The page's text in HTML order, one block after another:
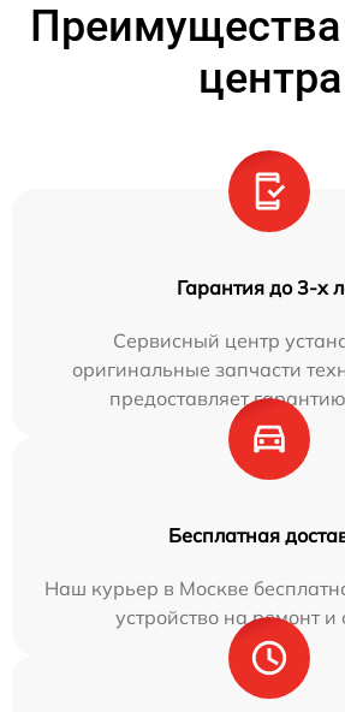
Преимущества
центра
Гарантия до 3-х
Сервисный центр
оригинальные запчасти
предоставляет
Бесплатная
Наш курьер в Москве
устройство на ремонт и